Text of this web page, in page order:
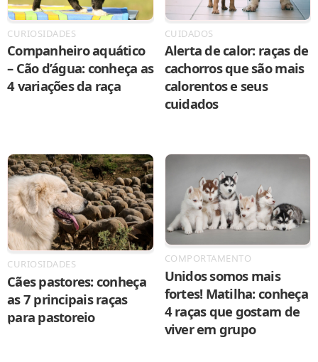
CURIOSIDADES
Companheiro aquático
– Cão d’água: conheça as
4 variações da raça
CUIDADOS
Alerta de calor: raças de
cachorros que são mais
calorentos e seus
cuidados
CURIOSIDADES
Cães pastores: conheça
as 7 principais raças
para pastoreio
COMPORTAMENTO
Unidos somos mais
fortes! Matilha: conheça
4 raças que gostam de
viver em grupo